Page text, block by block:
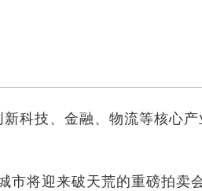
科技、金融、物流等核心
市将迎来破天荒的重磅拍卖